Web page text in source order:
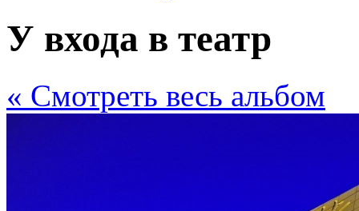
У входа в театр
« Cмотреть весь альбом